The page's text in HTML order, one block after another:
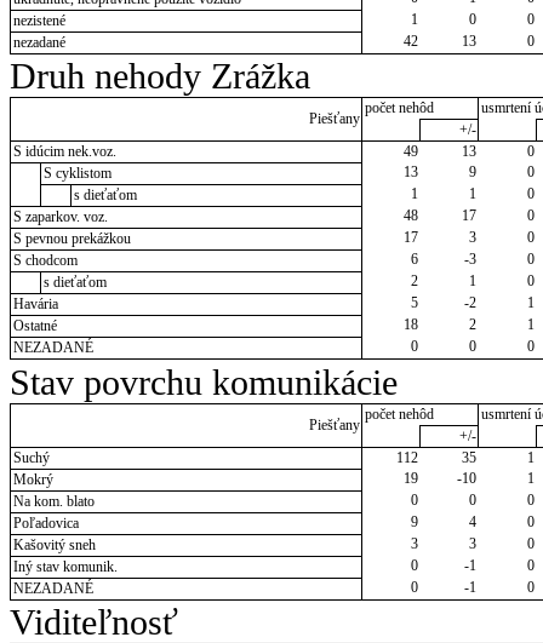
nezistené
1 0
0
nezadané
42 13 0
Druh nehody Zrážka
Piešťany
počet nehôd
usmrtení
+/-
S idúcim nek.voz.
49 13
0
S cyklistom
13 9
0
s dieťaťom
1 1
0
S zaparkov. voz.
48 17
0
S pevnou prekážkou
17 3
0
S chodcom
6 -3
0
s dieťaťom
2 1
0
Havária
5 -2
1
Ostatné
18 2
1
NEZADANÉ
0 0 0
Stav povrchu komunikácie
Piešťany
počet nehôd
usmrtení
+/-
Suchý
112 35
1
Mokrý
19 -10
1
Na kom. blato
0 0
0
Poľadovica
9 4
0
Kašovitý sneh
3 3
0
Iný stav komunik.
0 -1
0
NEZADANÉ
0 -1 0
Viditeľnosť